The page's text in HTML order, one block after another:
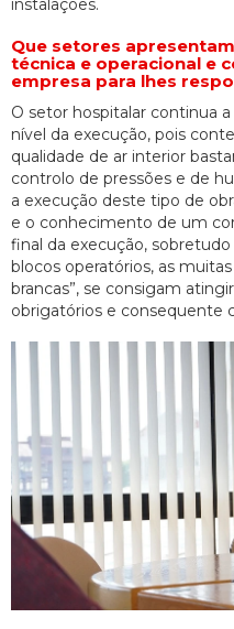
Que setores
técnica e operacional e
empresa para lhes
O setor hospitalar continua
nível da execução, pois
qualidade de ar interior
controlo de pressões e de
a execução deste tipo de
e o conhecimento de um
final da execução,
blocos operatórios, as
brancas”, se consigam
obrigatórios e consequente